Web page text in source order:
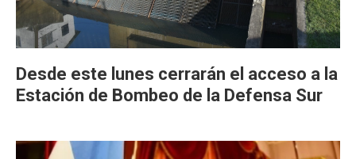
Desde este lunes cerrarán el acceso a la
Estación de Bombeo de la Defensa Sur